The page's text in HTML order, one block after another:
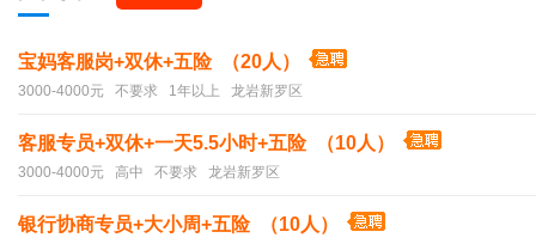
宝妈客服岗+双休+五险 （20人）
3000-4000元 不要求 1年以上 龙岩新罗区
客服专员+双休+一天5.5小时+五险 （10人）
3000-4000元 高中 不要求 龙岩新罗区
银行协商专员+大小周+五险 （10人）